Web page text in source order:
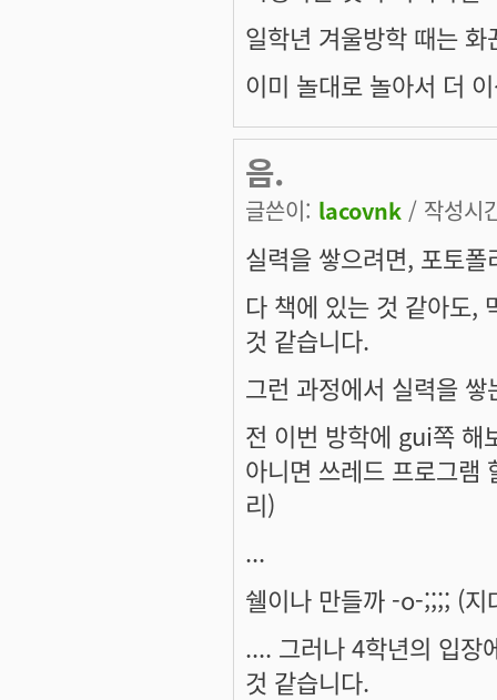
일학년 겨울방학 때는
이미 놀대로 놀아서 더
음.
글쓴이: lacovnk / 작성시
실력을 쌓으려면, 포토
다 책에 있는 것 같아도,
것 같습니다.
그런 과정에서 실력을
전 이번 방학에 gui쪽
아니면 쓰레드 프로그램
리)
...
쉘이나 만들까 -o-;;;; (지
.... 그러나 4학년의 입장
것 같습니다.